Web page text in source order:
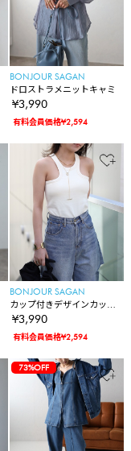
BONJOUR SAGAN
ドロストラメニットキャミ
¥3,990
有料会員価格¥2,594
BONJOUR SAGAN
カップ付きデザインカット
アメスリタンク
¥3,990
有料会員価格¥2,594
73%OFF